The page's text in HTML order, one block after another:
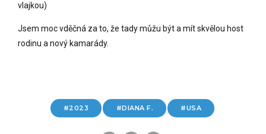
vlajkou)
Jsem moc vděčná za to, že tady můžu být a mít skvělou host
rodinu a nový kamarády.
2023 DIANA F. USA